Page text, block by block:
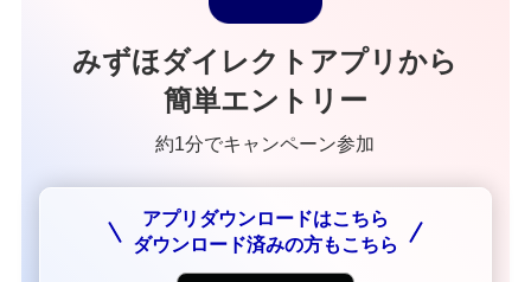
みずほダイレクトアプリから
簡単エントリー
約1分でキャンペーン参加
アプリダウンロードはこちら
ダウンロード済みの方もこちら